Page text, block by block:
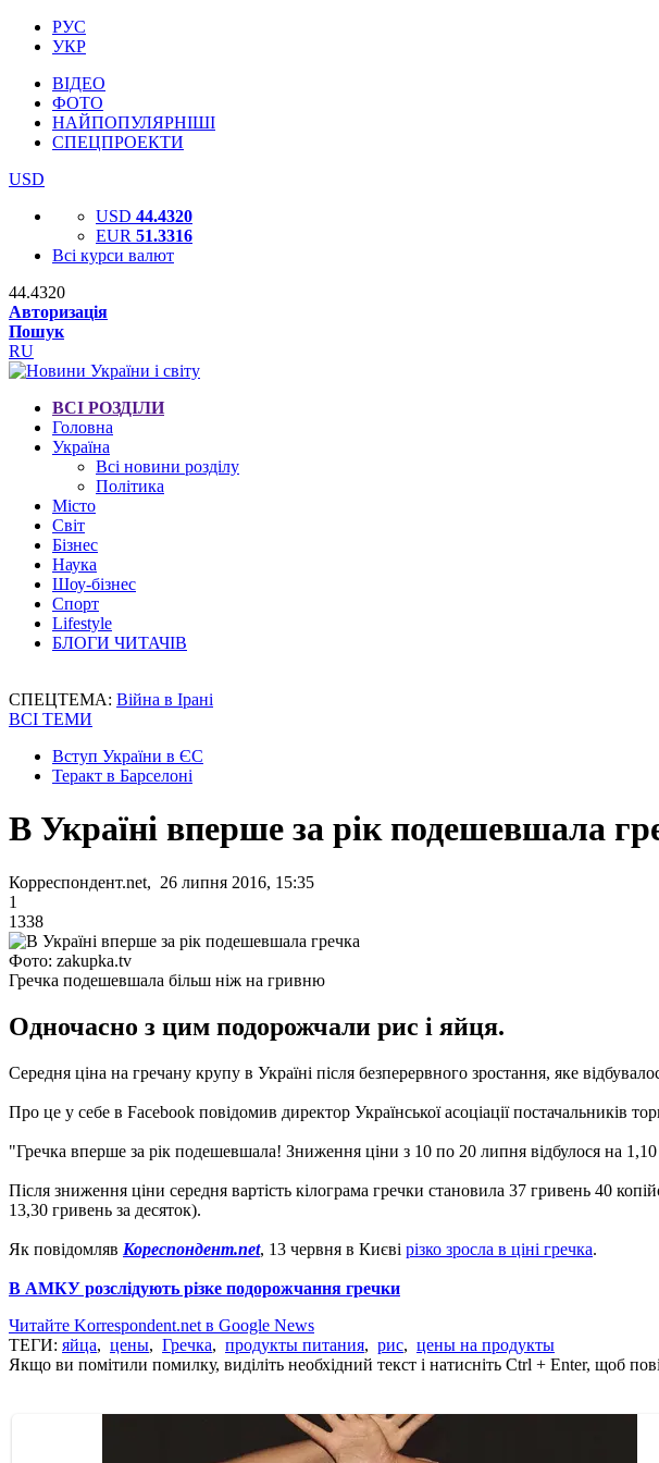
РУС
УКР
ВІДЕО
ФОТО
НАЙПОПУЛЯРНІШІ
СПЕЦПРОЕКТИ
USD
USD 44.4320
EUR 51.3316
Всі курси валют
44.4320
Авторизація
Пошук
RU
ВСІ РОЗДІЛИ
Головна
Україна
Всі новини розділу
Політика
Місто
Світ
Бізнес
Наука
Шоу-бізнес
Спорт
Lifestyle
БЛОГИ ЧИТАЧІВ
СПЕЦТЕМА: Війна в Ірані
ВСІ ТЕМИ
Вступ України в ЄС
Теракт в Барселоні
В Україні вперше за рік подешевшала
Корреспондент.net, 26 липня 2016, 15:35
1
1338
Фото: zakupka.tv
Гречка подешевшала більш ніж на гривню
Одночасно з цим подорожчали рис і яйця.
Середня ціна на гречану крупу в Україні після безперервного зростання, яке
Про це у себе в Facebook повідомив директор Української асоціації постачальників
"Гречка вперше за рік подешевшала! Зниження ціни з 10 по 20 липня відбулося на
Після зниження ціни середня вартість кілограма гречки становила 37 гривень 40
13,30 гривень за десяток).
Як повідомляв Кореспондент.net, 13 червня в Києві різко зросла в ціні гречка.
В АМКУ розслідують різке подорожчання гречки
Читайте Korrespondent.net в Google News
ТЕГИ: яйца, цены, Гречка, продукты питания, рис, цены на продукты
Якщо ви помітили помилку, виділіть необхідний текст і натисніть Ctrl + Enter, щоб